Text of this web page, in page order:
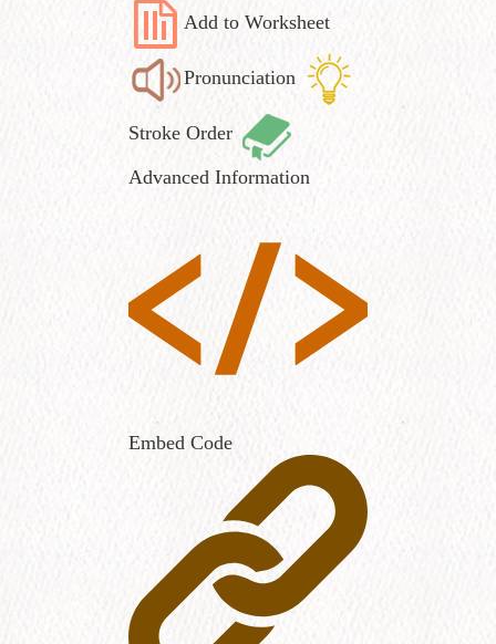
Add to Worksheet
Pronunciation
Stroke Order
Advanced Information
Embed Code